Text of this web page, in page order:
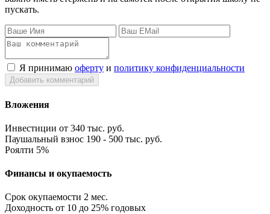
пускать.
Я принимаю оферту и политику конфиденциальности
Добавить комментарий
Вложения
Инвестиции от 340 тыс. руб.
Паушальный взнос 190 - 500 тыс. руб.
Роялти 5%
Финансы и окупаемость
Срок окупаемости 2 мес.
Доходность от 10 до 25% годовых